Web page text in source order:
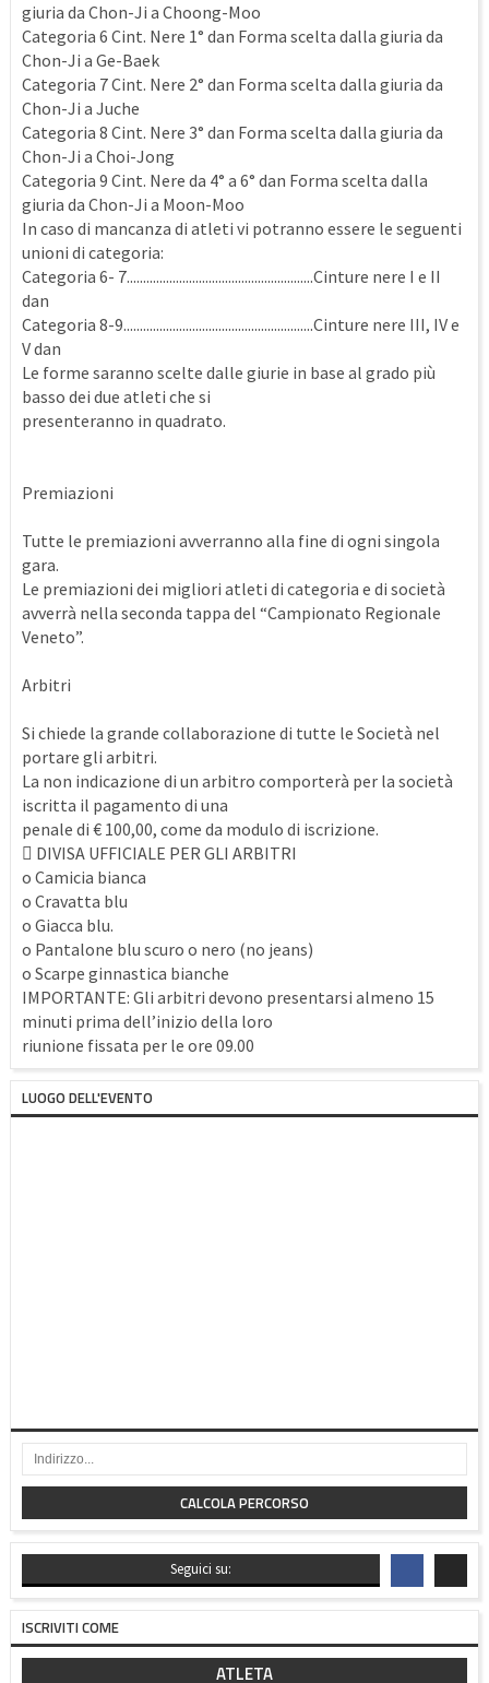
giuria da Chon-Ji a Choong-Moo
Categoria 6 Cint. Nere 1° dan Forma scelta dalla giuria da
Chon-Ji a Ge-Baek
Categoria 7 Cint. Nere 2° dan Forma scelta dalla giuria da
Chon-Ji a Juche
Categoria 8 Cint. Nere 3° dan Forma scelta dalla giuria da
Chon-Ji a Choi-Jong
Categoria 9 Cint. Nere da 4° a 6° dan Forma scelta dalla
giuria da Chon-Ji a Moon-Moo
In caso di mancanza di atleti vi potranno essere le seguenti
unioni di categoria:
Categoria 6- 7.........................................................Cinture nere I e II
dan
Categoria 8-9..........................................................Cinture nere III, IV e
V dan
Le forme saranno scelte dalle giurie in base al grado più
basso dei due atleti che si
presenteranno in quadrato.
Premiazioni
Tutte le premiazioni avverranno alla fine di ogni singola
gara.
Le premiazioni dei migliori atleti di categoria e di società
avverrà nella seconda tappa del “Campionato Regionale
Veneto”.
Arbitri
Si chiede la grande collaborazione di tutte le Società nel
portare gli arbitri.
La non indicazione di un arbitro comporterà per la società
iscritta il pagamento di una
penale di € 100,00, come da modulo di iscrizione.
 DIVISA UFFICIALE PER GLI ARBITRI
o Camicia bianca
o Cravatta blu
o Giacca blu.
o Pantalone blu scuro o nero (no jeans)
o Scarpe ginnastica bianche
IMPORTANTE: Gli arbitri devono presentarsi almeno 15
minuti prima dell’inizio della loro
riunione fissata per le ore 09.00
LUOGO DELL'EVENTO
CALCOLA PERCORSO
Seguici su:
ISCRIVITI COME
ATLETA